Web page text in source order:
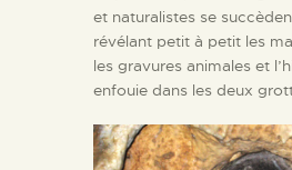
et naturalistes se
révélant petit à petit les
les gravures animales et
enfouie dans les deux